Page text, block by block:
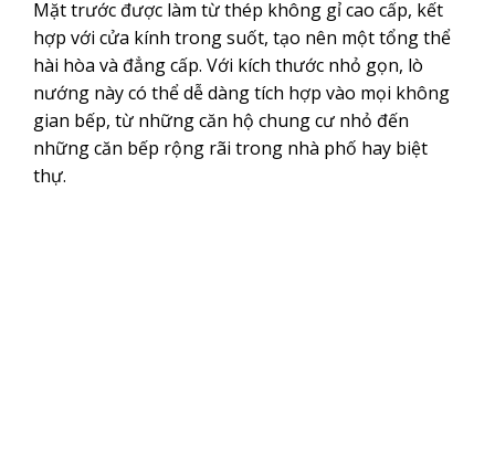
Mặt trước được làm từ thép không gỉ cao cấp, kết
hợp với cửa kính trong suốt, tạo nên một tổng thể
hài hòa và đẳng cấp. Với kích thước nhỏ gọn, lò
nướng này có thể dễ dàng tích hợp vào mọi không
gian bếp, từ những căn hộ chung cư nhỏ đến
những căn bếp rộng rãi trong nhà phố hay biệt
thự.